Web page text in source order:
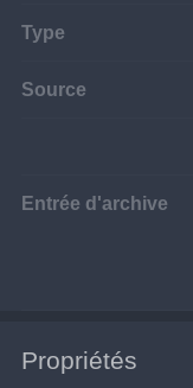
Type
Source
Entrée d'archive
Propriétés